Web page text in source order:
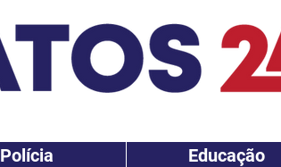
Polícia Educação